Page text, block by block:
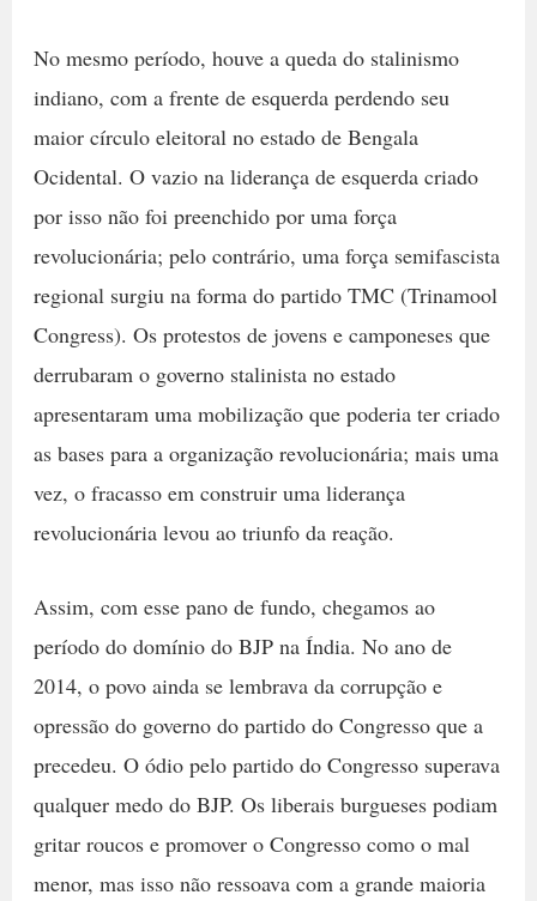
No mesmo período, houve a queda do stalinismo
indiano, com a frente de esquerda perdendo seu
maior círculo eleitoral no estado de Bengala
Ocidental. O vazio na liderança de esquerda criado
por isso não foi preenchido por uma força
revolucionária; pelo contrário, uma força semifascista
regional surgiu na forma do partido TMC (Trinamool
Congress). Os protestos de jovens e camponeses que
derrubaram o governo stalinista no estado
apresentaram uma mobilização que poderia ter criado
as bases para a organização revolucionária; mais uma
vez, o fracasso em construir uma liderança
revolucionária levou ao triunfo da reação.
Assim, com esse pano de fundo, chegamos ao
período do domínio do BJP na Índia. No ano de
2014, o povo ainda se lembrava da corrupção e
opressão do governo do partido do Congresso que a
precedeu. O ódio pelo partido do Congresso superava
qualquer medo do BJP. Os liberais burgueses podiam
gritar roucos e promover o Congresso como o mal
menor, mas isso não ressoava com a grande maioria